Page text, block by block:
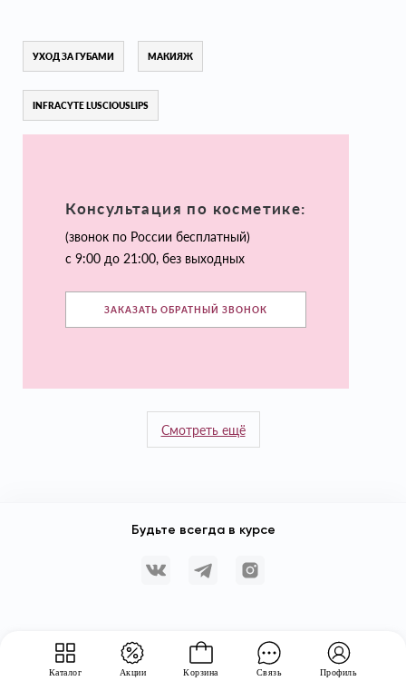
Каталог Акции Корзина Связь Профиль
УХОД ЗА ГУБАМИ МАКИЯЖ
INFRACYTE LUSCIOUSLIPS
Консультация по косметике:
(звонок по России бесплатный)
с 9:00 до 21:00, без выходных
ЗАКАЗАТЬ ОБРАТНЫЙ ЗВОНОК
Смотреть ещё
Будьте всегда в курсе